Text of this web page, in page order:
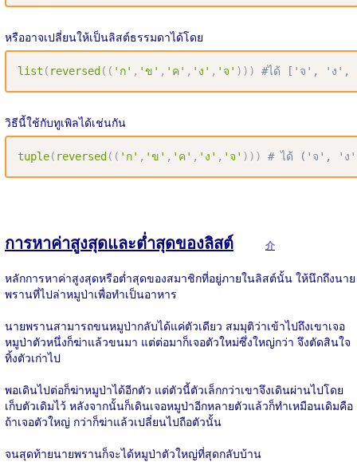
หรืออาจเปลี่ยนให้เป็นลิสต์ธรรมดาได้โดย
list ( reversed ( ( 'ก' , 'ข' , 'ค' , 'ง' , 'จ' ) ) ) #ได้ ['จ', 'ง
วิธีนี้ใช้กับทูเพิลได้เช่นกัน
tuple( reversed ( ( 'ก' , 'ข' , 'ค' , 'ง' , 'จ' ) ) ) # ได้ ('จ', '
การหาค่าสูงสุดและต่ำสุดของลิสต์ 介
หลักการหาค่าสูงสุดหรือต่ำสุดของสมาชิกที่อยู่ภายในลิสต์นั้น ให้นึกถึงนาย
พรานที่ไปล่าหมูป่าเพื่อทำเป็นอาหาร
นายพรานสามารถขนหมูป่ากลับได้แค่ตัวเดียว สมมุติว่าเข้าไปถึงเขาเจอ
หมูป่าตัวหนึ่งก็ฆ่าแล้วขนมา แต่ต่อมาก็เจอตัวใหม่ซึ่งใหญ่กว่า จึงตัดสินใจ
ทิ้งตัวเก่าไป
พอเดินไปต่อก็ฆ่าหมูป่าได้อีกตัว แต่ตัวนี้ตัวเล็กกว่าเขาจึงเดินผ่านไปโดย
เก็บตัวเดิมไว้ หลังจากนั้นก็เดินเจอหมูป่าอีกหลายตัวแล้วก็ทำเหมือนเดิมคือ
ถ้าเจอตัวใหญ่ กว่าก็ฆ่าแล้วเปลี่ยนไปถือตัวนั้น
จนสุดท้ายนายพรานก็จะได้หมูป่าตัวใหญ่ที่สุดกลับบ้าน